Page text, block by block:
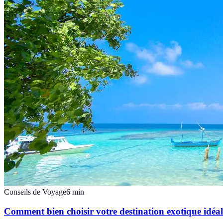
Conseils de Voyage6 min
Comment bien choisir votre destination exotique